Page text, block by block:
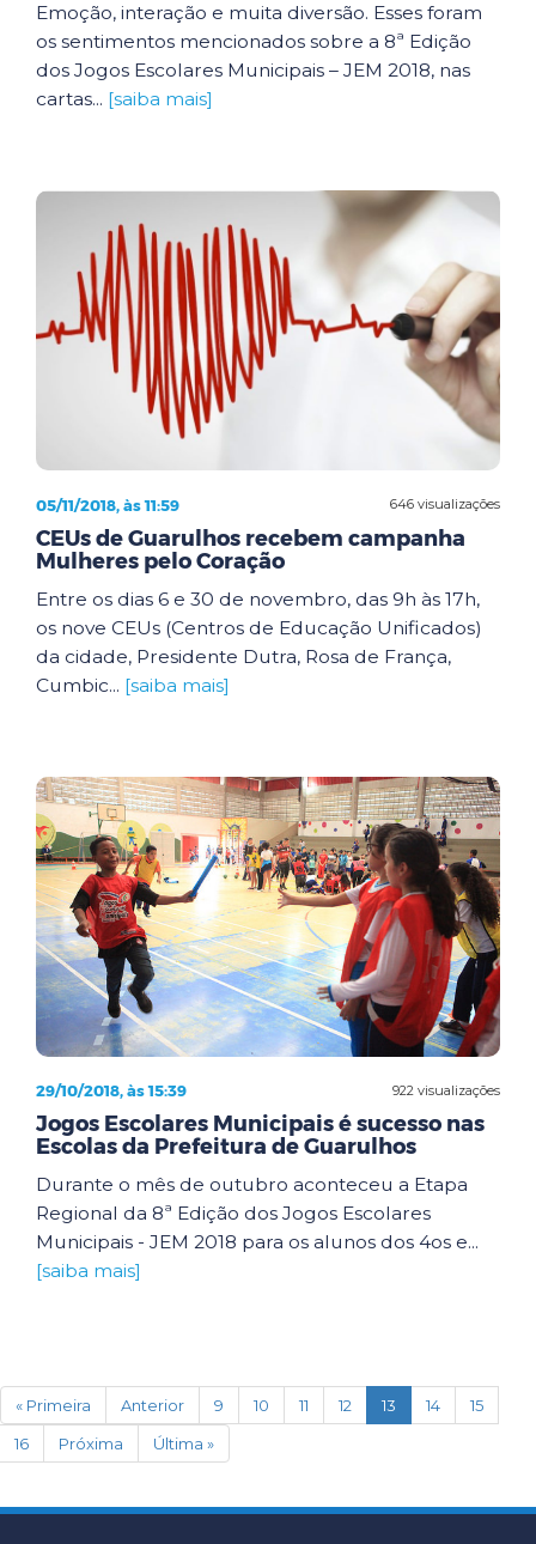
Emoção, interação e muita diversão. Esses foram
os sentimentos mencionados sobre a 8ª Edição
dos Jogos Escolares Municipais – JEM 2018, nas
cartas... [saiba mais]
646 visualizações
05/11/2018, às 11:59
CEUs de Guarulhos recebem campanha
Mulheres pelo Coração
Entre os dias 6 e 30 de novembro, das 9h às 17h,
os nove CEUs (Centros de Educação Unificados)
da cidade, Presidente Dutra, Rosa de França,
Cumbic... [saiba mais]
922 visualizações
29/10/2018, às 15:39
Jogos Escolares Municipais é sucesso nas
Escolas da Prefeitura de Guarulhos
Durante o mês de outubro aconteceu a Etapa
Regional da 8ª Edição dos Jogos Escolares
Municipais - JEM 2018 para os alunos dos 4os e...
[saiba mais]
« Primeira Anterior 9 10 11 12 13 (current)
14
15
16
Próxima Última »